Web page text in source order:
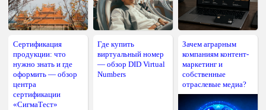
Сертификация
продукции: что
нужно знать и где
оформить — обзор
центра
сертификации
«СигмаТест»
Где купить
виртуальный номер
— обзор DID Virtual
Numbers
Зачем аграрным
компаниям контент-
маркетинг и
собственные
отраслевые медиа?